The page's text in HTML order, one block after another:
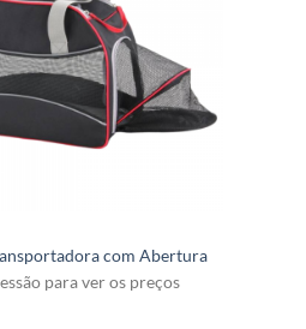
com Abertura
para ver os preços